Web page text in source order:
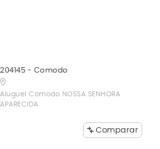
204145 - Comodo
Aluguel Comodo NOSSA SENHORA
APARECIDA
Comparar